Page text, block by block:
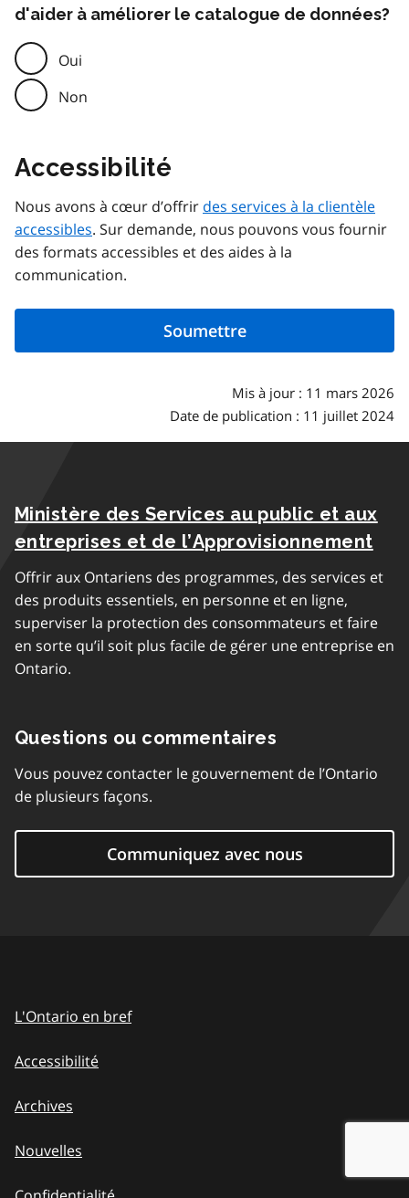
d'aider à améliorer le catalogue de données?
Oui
Non
Accessibilité
Nous avons à cœur d’offrir des services à la clientèle
accessibles. Sur demande, nous pouvons vous fournir
des formats accessibles et des aides à la
communication.
Mis à jour : 11 mars 2026
Date de publication : 11 juillet 2024
Ministère des Services au public et aux
entreprises et de l’Approvisionnement
Offrir aux Ontariens des programmes, des services et
des produits essentiels, en personne et en ligne,
superviser la protection des consommateurs et faire
en sorte qu’il soit plus facile de gérer une entreprise en
Ontario.
Questions ou commentaires
Vous pouvez contacter le gouvernement de l’Ontario
de plusieurs façons.
Communiquez avec nous
L'Ontario en bref
Accessibilité
Archives
Nouvelles